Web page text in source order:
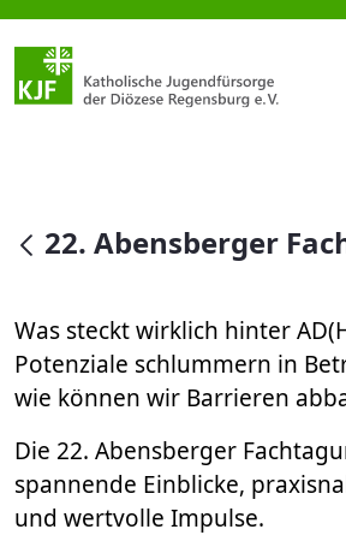
22. Abensberger
null
22. Abensberger
Was steckt wirklich hinter
Potenziale schlummern in
wie können wir Barrieren
Die 22. Abensberger
spannende Einblicke,
und wertvolle Impulse.